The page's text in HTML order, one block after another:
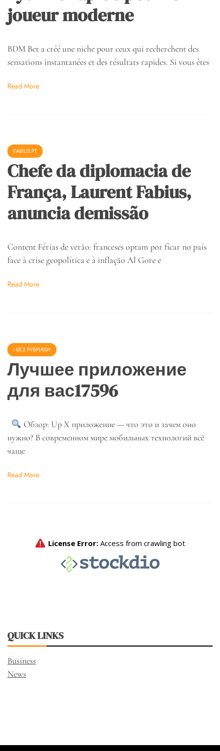
joueur moderne
BDM Bet a créé une niche pour ceux qui recherchent des
sensations instantanées et des résultats rapides. Si vous êtes
Read More
FABIUS.PT
Chefe da diplomacia de
França, Laurent Fabius,
anuncia demissão
Content Férias de verão: franceses optam por ficar no país
face à crise geopolítica e à inflação Al Gore e
Read More
! БЕЗ РУБРИКИ
Лучшее приложение
для вас17596
Обзор: Up X приложение — что это и зачем оно
нужно? В современном мире мобильных технологий всё
чаще
Read More
QUICK LINKS
Business
News